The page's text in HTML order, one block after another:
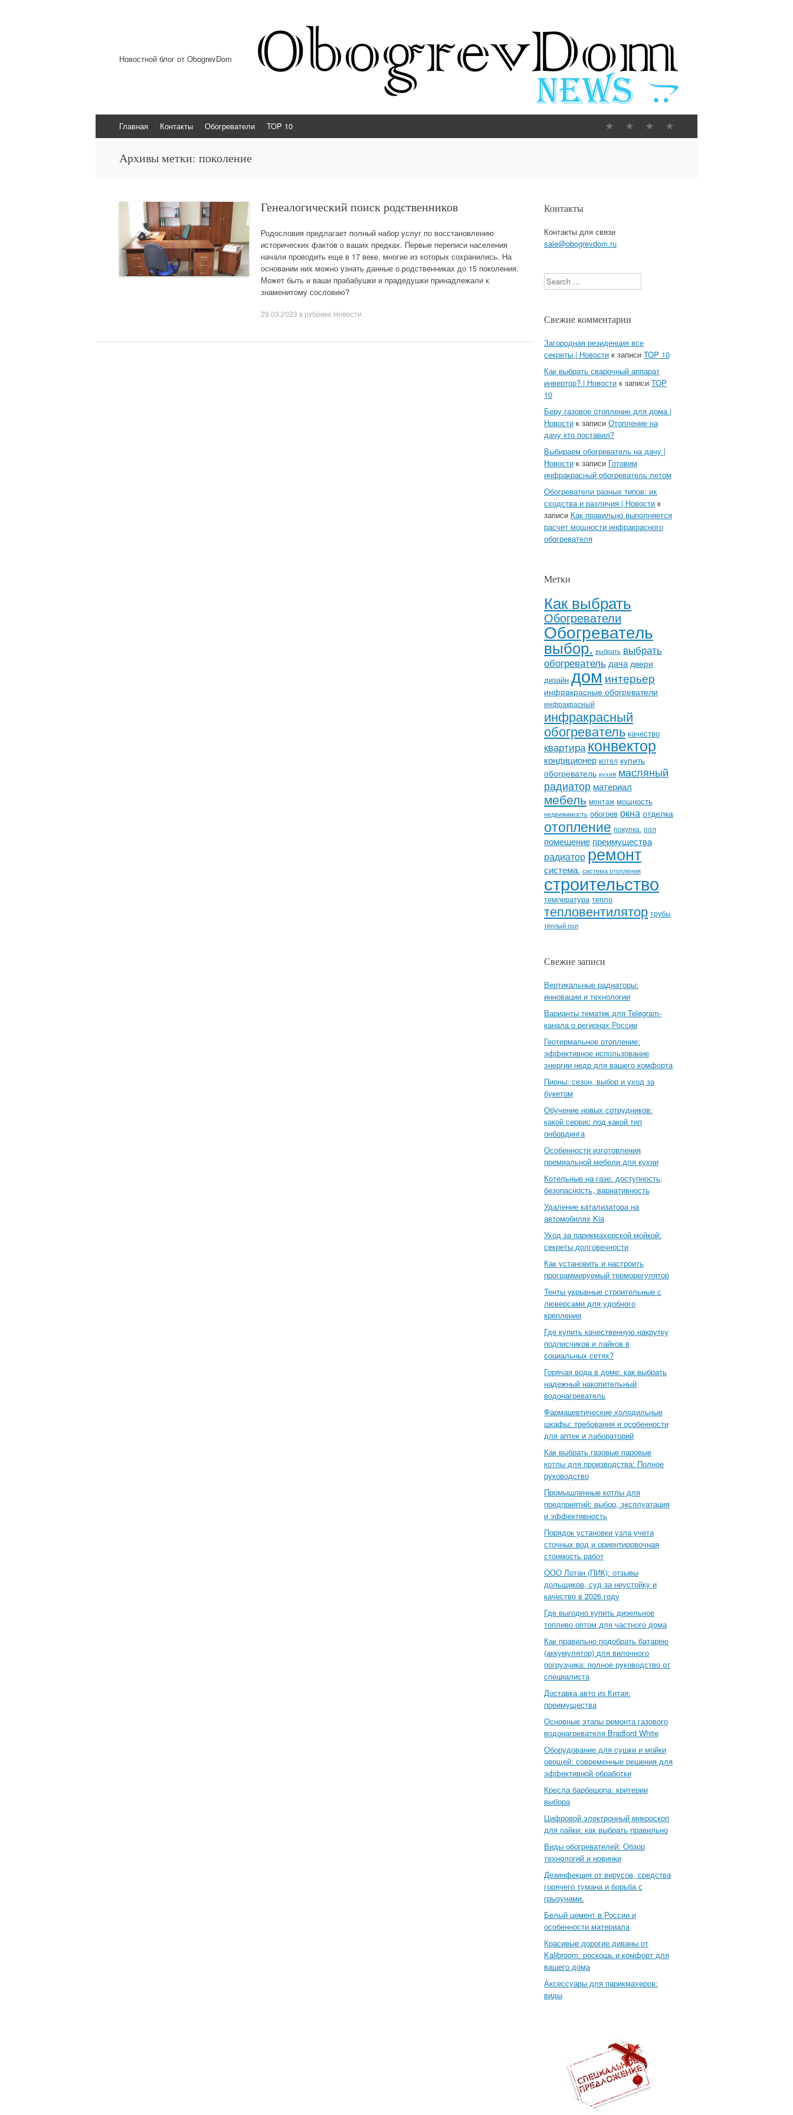
Новостной блог от ObogrevDom
Перейти к содержимому
Главная Контакты Обогреватели TOP 10
Архивы метки: поколение
Генеалогический поиск родственников
Родословия предлагает полный набор услуг по восстановлению
исторических фактов о ваших предках. Первые переписи населения
начали проводить еще в 17 веке, многие из которых сохранились. На
основании них можно узнать данные о родственниках до 15 поколения.
Может быть и ваши прабабушки и прадедушки принадлежали к
знаменитому сословию?
29.03.2023 в рубрике Новости
Контакты
Контакты для связи
sale@obogrevdom.ru
Search
Свежие комментарии
Загородная резиденция все
секреты | Новости к записи TOP 10
Как выбрать сварочный аппарат
инвертор? | Новости к записи TOP
10
Беру газовое отопление для дома |
Новости к записи Отопление на
дачу кто поставил?
Выбираем обогреватель на дачу |
Новости к записи Готовим
инфракрасный обогреватель летом
Обогреватели разных типов: их
сходства и различия | Новости к
записи Как правильно выполняется
расчет мощности инфракрасного
обогревателя
Метки
Как выбрать
Обогреватели
Обогреватель
выбор. выбрать выбрать
обогреватель дача двери
дизайн доминтерьер
инфракрасные обогреватели
инфракрасный
инфракрасный
обогреватель качество
квартираконвектор
кондиционер котел купить
обогреватель кухня масляный
радиатор материал
мебель монтаж мощность
недвижимость обогрев окна отделка
отопление покупка. пол
помещение преимущества
радиаторремонт
система. система отопления
строительство
температура тепло
тепловентилятор трубы
тёплый пол
Свежие записи
Вертикальные радиаторы:
инновации и технологии
Варианты тематик для Telegram-
канала о регионах России
Геотермальное отопление:
эффективное использование
энергии недр для вашего комфорта
Пионы: сезон, выбор и уход за
букетом
Обучение новых сотрудников:
какой сервис под какой тип
онбординга
Особенности изготовления
премиальной мебели для кухни
Котельные на газе: доступность,
безопасность, вариативность
Удаление катализатора на
автомобилях Kia
Уход за парикмахерской мойкой:
секреты долговечности
Как установить и настроить
программируемый терморегулятор
Тенты укрывные строительные с
люверсами для удобного
крепления
Где купить качественную накрутку
подписчиков и лайков в
социальных сетях?
Горячая вода в доме: как выбрать
надежный накопительный
водонагреватель
Фармацевтические холодильные
шкафы: требования и особенности
для аптек и лабораторий
Как выбрать газовые паровые
котлы для производства: Полное
руководство
Промышленные котлы для
предприятий: выбор, эксплуатация
и эффективность
Порядок установки узла учета
сточных вод и ориентировочная
стоимость работ
ООО Лотан (ПИК): отзывы
дольщиков, суд за неустойку и
качество в 2026 году
Где выгодно купить дизельное
топливо оптом для частного дома
Как правильно подобрать батарею
(аккумулятор) для вилочного
погрузчика: полное руководство от
специалиста
Доставка авто из Китая:
преимущества
Основные этапы ремонта газового
водонагревателя Bradford White
Оборудование для сушки и мойки
овощей: современные решения для
эффективной обработки
Кресла барбешопа: критерии
выбора
Цифровой электронный микроскоп
для пайки: как выбрать правильно
Виды обогревателей: Обзор
технологий и новинки
Дезинфекция от вирусов, средства
горячего тумана и борьба с
грызунами.
Белый цемент в России и
особенности материала
Красивые дорогие диваны от
Kalibroom: роскошь и комфорт для
вашего дома
Аксессуары для парикмахеров:
виды